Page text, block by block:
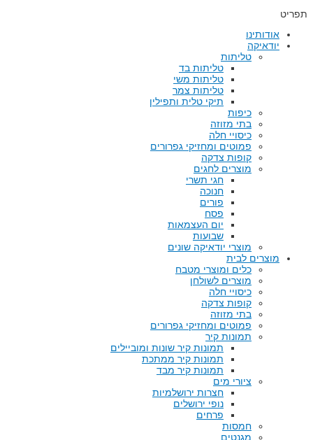
תפריט
אודותינו
יודאיקה
טליתות
טליתות בד
טליתות משי
טליתות צמר
תיקי טלית ותפילין
כיפות
בתי מזוזה
כיסויי חלה
פמוטים ומחזיקי גפרורים
קופות צדקה
מוצרים לחגים
חגי תשרי
חנוכה
פורים
פסח
יום העצמאות
שבועות
מוצרי יודאיקה שונים
מוצרים לבית
כלים ומוצרי מטבח
מוצרים לשולחן
כיסויי חלה
קופות צדקה
בתי מזוזה
פמוטים ומחזיקי גפרורים
תמונות קיר
תמונות קיר שונות ומוביילים
תמונות קיר ממתכת
תמונות קיר מבד
ציורי מים
חצרות ירושלמיות
נופי ירושלים
פרחים
חמסות
מגנטים